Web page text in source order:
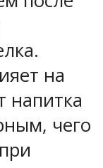
на
напитка
чего